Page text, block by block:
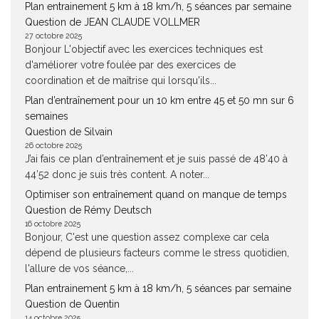
Plan entrainement 5 km à 18 km/h, 5 séances par semaine
Question de JEAN CLAUDE VOLLMER
27 octobre 2025
Bonjour L'objectif avec les exercices techniques est
d'améliorer votre foulée par des exercices de
coordination et de maîtrise qui lorsqu'ils...
Plan d’entraînement pour un 10 km entre 45 et 50 mn sur 6
semaines
Question de Silvain
26 octobre 2025
J’ai fais ce plan d’entraînement et je suis passé de 48’40 à
44’52 donc je suis très content. A noter...
Optimiser son entraînement quand on manque de temps
Question de Rémy Deutsch
16 octobre 2025
Bonjour, C'est une question assez complexe car cela
dépend de plusieurs facteurs comme le stress quotidien,
l'allure de vos séance,...
Plan entrainement 5 km à 18 km/h, 5 séances par semaine
Question de Quentin